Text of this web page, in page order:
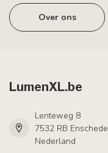
Over ons
LumenXL.be
Lenteweg 8
7532 RB Enschede
Nederland